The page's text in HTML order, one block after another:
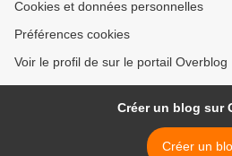
Cookies et données personnelles
Préférences cookies
Voir le profil de sur le portail Overblog
Créer un blog sur
Créer un